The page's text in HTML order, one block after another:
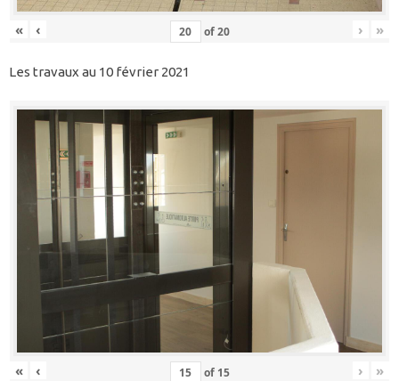
« ‹ of20 › »
Les travaux au 10 février 2021
« ‹ of 15 › »